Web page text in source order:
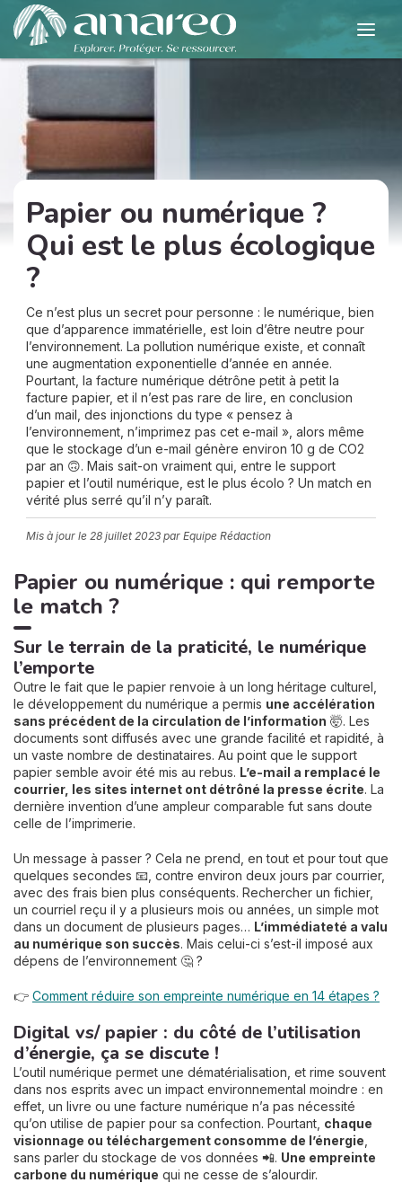
Papier ou numérique ?
Qui est le plus écologique
?
Ce n’est plus un secret pour personne : le numérique, bien
que d’apparence immatérielle, est loin d’être neutre pour
l’environnement. La pollution numérique existe, et connaît
une augmentation exponentielle d’année en année.
Pourtant, la facture numérique détrône petit à petit la
facture papier, et il n’est pas rare de lire, en conclusion
d’un mail, des injonctions du type « pensez à
l’environnement, n’imprimez pas cet e-mail », alors même
que le stockage d’un e-mail génère environ 10 g de CO2
par an 🙃. Mais sait-on vraiment qui, entre le support
papier et l’outil numérique, est le plus écolo ? Un match en
vérité plus serré qu’il n’y paraît.
Mis à jour le 28 juillet 2023 par Equipe Rédaction
Papier ou numérique : qui remporte
le match ?
Sur le terrain de la praticité, le numérique
l’emporte
Outre le fait que le papier renvoie à un long héritage culturel,
le développement du numérique a permis une accélération
sans précédent de la circulation de l’information 🤯. Les
documents sont diffusés avec une grande facilité et rapidité, à
un vaste nombre de destinataires. Au point que le support
papier semble avoir été mis au rebus. L’e-mail a remplacé le
courrier, les sites internet ont détrôné la presse écrite. La
dernière invention d’une ampleur comparable fut sans doute
celle de l’imprimerie.
Un message à passer ? Cela ne prend, en tout et pour tout que
quelques secondes 📧, contre environ deux jours par courrier,
avec des frais bien plus conséquents. Rechercher un fichier,
un courriel reçu il y a plusieurs mois ou années, un simple mot
dans un document de plusieurs pages… L’immédiateté a valu
au numérique son succès. Mais celui-ci s’est-il imposé aux
dépens de l’environnement 🤔 ?
👉 Comment réduire son empreinte numérique en 14 étapes ?
Digital vs/ papier : du côté de l’utilisation
d’énergie, ça se discute !
L’outil numérique permet une dématérialisation, et rime souvent
dans nos esprits avec un impact environnemental moindre : en
effet, un livre ou une facture numérique n’a pas nécessité
qu’on utilise de papier pour sa confection. Pourtant, chaque
visionnage ou téléchargement consomme de l’énergie
sans parler du stockage de vos données 📲. Une empreinte
carbone du numérique qui ne cesse de s’alourdir.